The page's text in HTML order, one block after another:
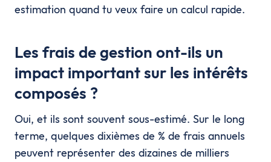
estimation quand tu veux faire un calcul rapide.
Les frais de gestion ont-ils un
impact important sur les intérêts
composés ?
Oui, et ils sont souvent sous-estimé. Sur le long
terme, quelques dixièmes de % de frais annuels
peuvent représenter des dizaines de milliers